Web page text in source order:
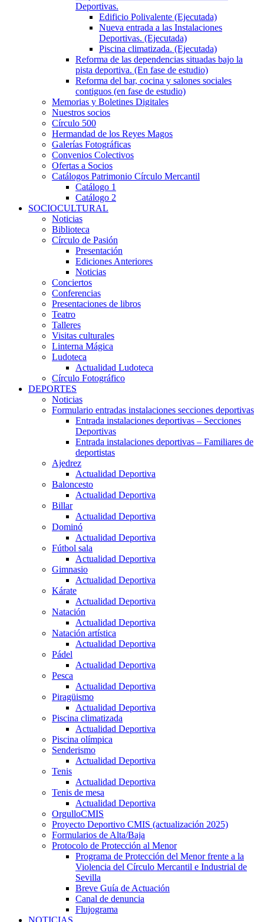
Deportivas.
Edificio Polivalente (Ejecutada)
Nueva entrada a las Instalaciones
Deportivas. (Ejecutada)
Piscina climatizada. (Ejecutada)
Reforma de las dependencias situadas bajo la
pista deportiva. (En fase de estudio)
Reforma del bar, cocina y salones sociales
contiguos (en fase de estudio)
Memorias y Boletines Digitales
Nuestros socios
Círculo 500
Hermandad de los Reyes Magos
Galerías Fotográficas
Convenios Colectivos
Ofertas a Socios
Catálogos Patrimonio Círculo Mercantil
Catálogo 1
Catálogo 2
SOCIOCULTURAL
Noticias
Biblioteca
Círculo de Pasión
Presentación
Ediciones Anteriores
Noticias
Conciertos
Conferencias
Presentaciones de libros
Teatro
Talleres
Visitas culturales
Linterna Mágica
Ludoteca
Actualidad Ludoteca
Círculo Fotográfico
DEPORTES
Noticias
Formulario entradas instalaciones secciones deportivas
Entrada instalaciones deportivas – Secciones
Deportivas
Entrada instalaciones deportivas – Familiares de
deportistas
Ajedrez
Actualidad Deportiva
Baloncesto
Actualidad Deportiva
Billar
Actualidad Deportiva
Dominó
Actualidad Deportiva
Fútbol sala
Actualidad Deportiva
Gimnasio
Actualidad Deportiva
Kárate
Actualidad Deportiva
Natación
Actualidad Deportiva
Natación artística
Actualidad Deportiva
Pádel
Actualidad Deportiva
Pesca
Actualidad Deportiva
Piragüismo
Actualidad Deportiva
Piscina climatizada
Actualidad Deportiva
Piscina olímpica
Senderismo
Actualidad Deportiva
Tenis
Actualidad Deportiva
Tenis de mesa
Actualidad Deportiva
OrgulloCMIS
Proyecto Deportivo CMIS (actualización 2025)
Formularios de Alta/Baja
Protocolo de Protección al Menor
Programa de Protección del Menor frente a la
Violencia del Círculo Mercantil e Industrial de
Sevilla
Breve Guía de Actuación
Canal de denuncia
Flujograma
NOTICIAS